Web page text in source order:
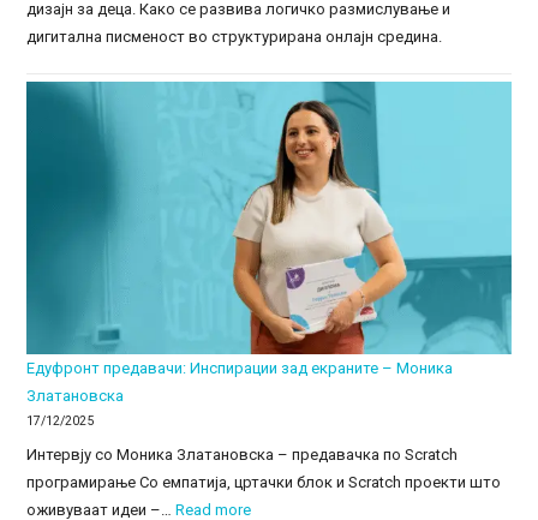
дизајн за деца. Како се развива логичко размислување и
дигитална писменост во структурирана онлајн средина.
Едуфронт предавачи: Инспирации зад екраните – Моника
Златановска
17/12/2025
Интервју со Моника Златановска – предавачка по Scratch
програмирање Со емпатија, цртачки блок и Scratch проекти што
оживуваат идеи –…Read more: